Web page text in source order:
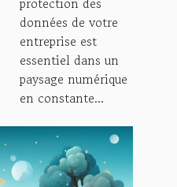
de votre
entreprise ?
données de votre
entreprise est
essentiel dans un
paysage numérique
en constante...